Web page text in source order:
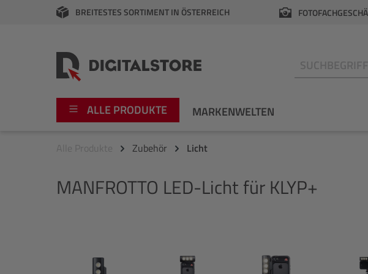
Zur Hauptnavigation springen
BREITESTES SORTIMENT IN ÖSTERREICH
ALLE PRODUKTE MARKENWELTEN
Video
Fujifilm
Alle Produkte Zubehör Licht
MANFROTTO LED-Licht für KLYP+